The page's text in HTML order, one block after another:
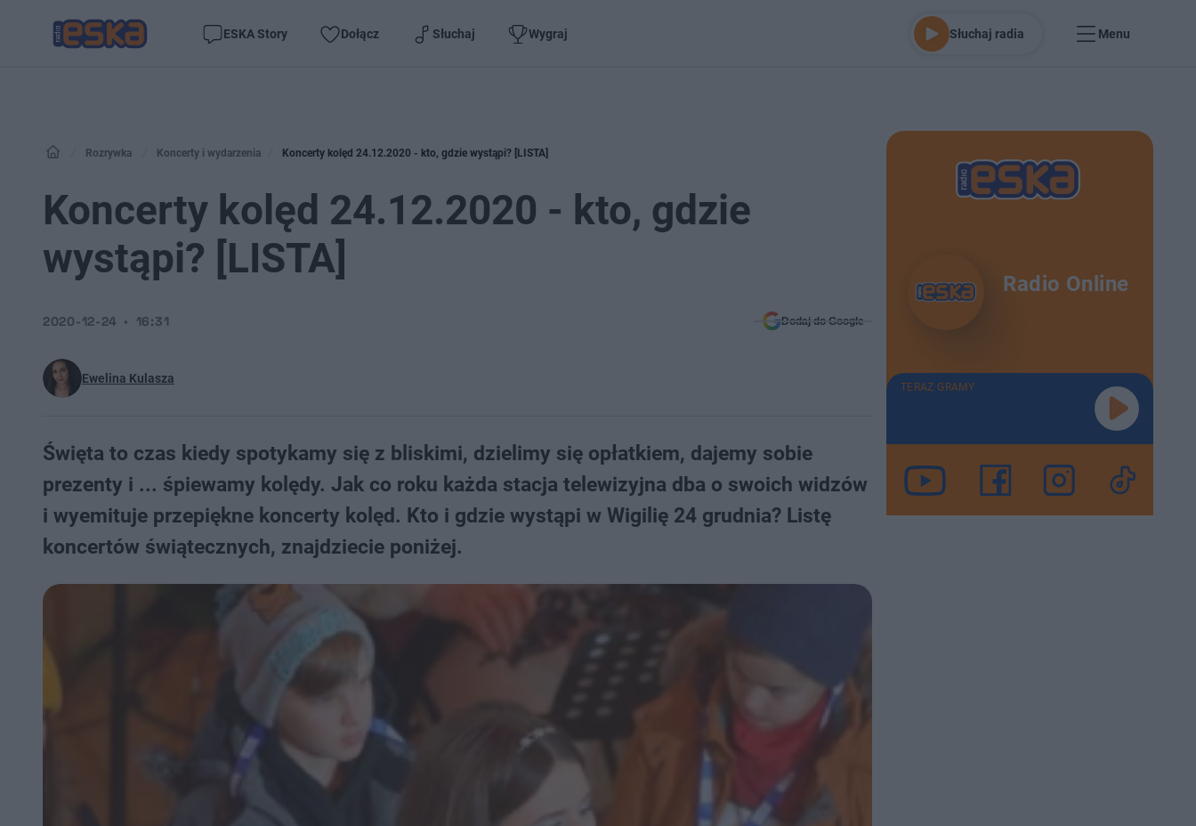
ESKA Story Dołącz Słuchaj Wygraj Słuchaj radia Menu
Rozrywka Koncerty i wydarzenia Koncerty kolęd 24.12.2020 - kto, gdzie wystąpi? [LISTA]
Koncerty kolęd 24.12.2020 - kto, gdzie
wystąpi? [LISTA]
Ewelina Kulasza
2020-12-24 16:31 Dodaj do Google
Święta to czas kiedy spotykamy się z bliskimi, dzielimy się opłatkiem, dajemy sobie
prezenty i ... śpiewamy kolędy. Jak co roku każda stacja telewizyjna dba o swoich widzów
i wyemituje przepiękne koncerty kolęd. Kto i gdzie wystąpi w Wigilię 24 grudnia? Listę
koncertów świątecznych, znajdziecie poniżej.
Radio Online
TERAZ GRAMY